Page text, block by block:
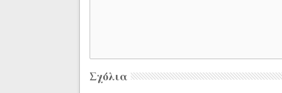
Σχόλια